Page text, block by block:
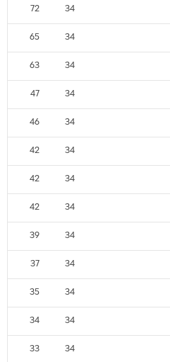
34
72
34
65
34
63
34
47
34
46
34
42
34
42
34
42
34
39
34
37
34
35
34
34
34
33